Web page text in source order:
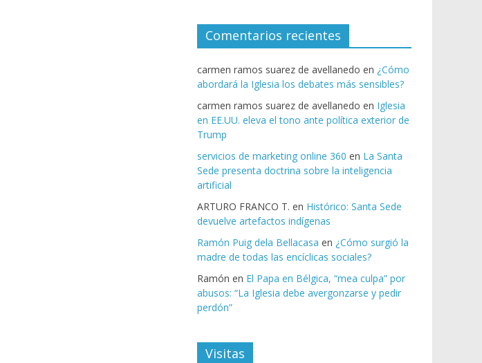
Comentarios recientes
carmen ramos suarez de avellanedo en ¿Cómo
abordará la Iglesia los debates más sensibles?
carmen ramos suarez de avellanedo en Iglesia
en EE.UU. eleva el tono ante política exterior de
Trump
servicios de marketing online 360 en La Santa
Sede presenta doctrina sobre la inteligencia
artificial
ARTURO FRANCO T. en Histórico: Santa Sede
devuelve artefactos indígenas
Ramón Puig dela Bellacasa en ¿Cómo surgió la
madre de todas las encíclicas sociales?
Ramón en El Papa en Bélgica, “mea culpa” por
abusos: “La Iglesia debe avergonzarse y pedir
perdón”
Visitas